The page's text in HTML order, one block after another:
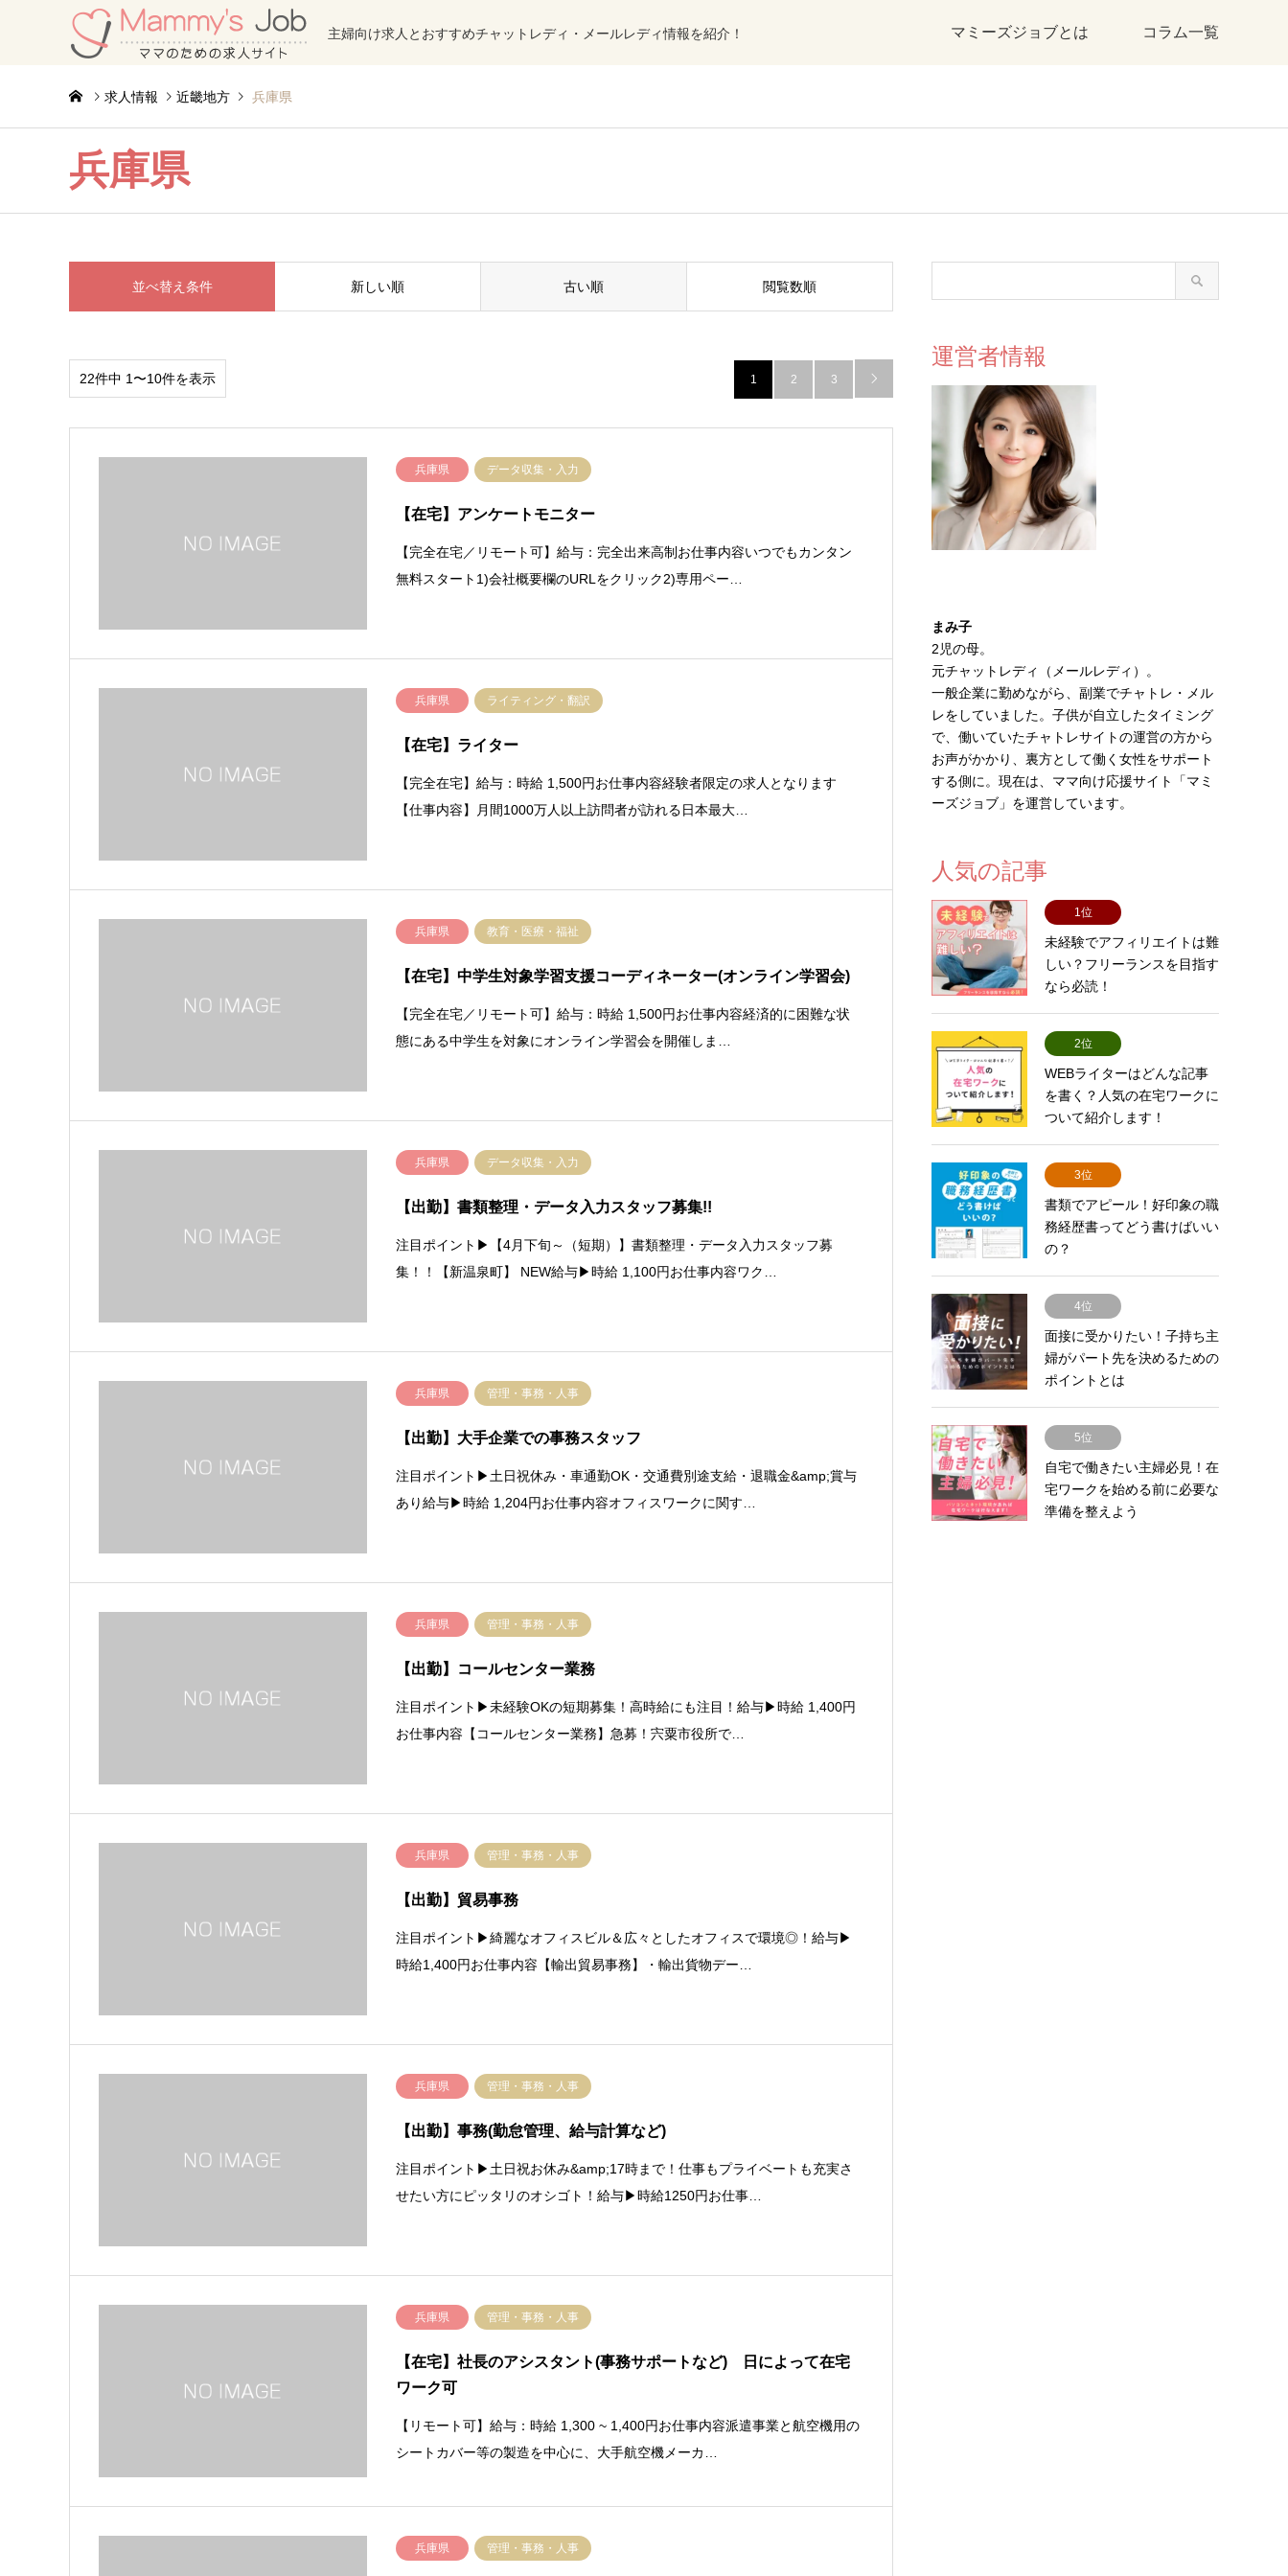
主婦向け求人とおすすめチャットレディ・メールレディ情報を紹介！ マミーズジョブとは コラム一覧
求人情報 近畿地方 兵庫県
兵庫県
並べ替え条件 新しい順 古い順 閲覧数順
22件中 1〜10件を表示 1 2 3 
兵庫県 データ収集・入力
【在宅】アンケートモニター
【完全在宅／リモート可】給与：完全出来高制お仕事内容いつでもカンタン
無料スタート1)会社概要欄のURLをクリック2)専用ペー…
兵庫県 ライティング・翻訳
【在宅】ライター
【完全在宅】給与：時給 1,500円お仕事内容経験者限定の求人となります
【仕事内容】⽉間1000万⼈以上訪問者が訪れる⽇本最⼤…
兵庫県 教育・医療・福祉
【在宅】中学生対象学習支援コーディネーター(オンライン学習会)
【完全在宅／リモート可】給与：時給 1,500円お仕事内容経済的に困難な状
態にある中学生を対象にオンライン学習会を開催しま…
兵庫県 データ収集・入力
【出勤】書類整理・データ入力スタッフ募集!!
注目ポイント▶【4月下旬～（短期）】書類整理・データ入力スタッフ募
集！！【新温泉町】 NEW給与▶時給 1,100円お仕事内容ワク…
兵庫県 管理・事務・人事
【出勤】大手企業での事務スタッフ
注目ポイント▶土日祝休み・車通勤OK・交通費別途支給・退職金&amp;賞与
あり給与▶時給 1,204円お仕事内容オフィスワークに関す…
兵庫県 管理・事務・人事
【出勤】コールセンター業務
注目ポイント▶未経験OKの短期募集！高時給にも注目！給与▶時給 1,400円
お仕事内容【コールセンター業務】急募！宍粟市役所で…
兵庫県 管理・事務・人事
【出勤】貿易事務
注目ポイント▶綺麗なオフィスビル＆広々としたオフィスで環境◎！給与▶
時給1,400円お仕事内容【輸出貿易事務】・輸出貨物デー…
兵庫県 管理・事務・人事
【出勤】事務(勤怠管理、給与計算など)
注目ポイント▶土日祝お休み&amp;17時まで！仕事もプライベートも充実さ
せたい方にピッタリのオシゴト！給与▶時給1250円お仕事…
兵庫県 管理・事務・人事
【在宅】社長のアシスタント(事務サポートなど) 日によって在宅
ワーク可
【リモート可】給与：時給 1,300 ~ 1,400円お仕事内容派遣事業と航空機用の
シートカバー等の製造を中心に、大手航空機メーカ…
兵庫県 管理・事務・人事
運営者情報
まみ子
2児の母。
元チャットレディ（メールレディ）。
一般企業に勤めながら、副業でチャトレ・メル
レをしていました。子供が自立したタイミング
で、働いていたチャトレサイトの運営の方から
お声がかかり、裏方として働く女性をサポート
する側に。現在は、ママ向け応援サイト「マミ
ーズジョブ」を運営しています。
人気の記事
1位
未経験でアフィリエイトは難
しい？フリーランスを目指す
なら必読！
2位
WEBライターはどんな記事
を書く？人気の在宅ワークに
ついて紹介します！
3位
書類でアピール！好印象の職
務経歴書ってどう書けばいい
の？
4位
面接に受かりたい！子持ち主
婦がパート先を決めるための
ポイントとは
5位
自宅で働きたい主婦必見！在
宅ワークを始める前に必要な
準備を整えよう